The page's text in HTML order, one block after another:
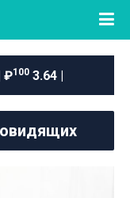
₽100 3.64 |